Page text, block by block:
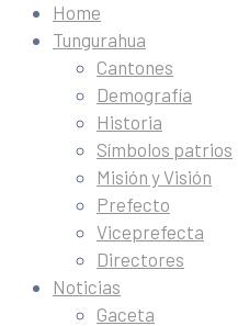
Home
Tungurahua
Cantones
Demografía
Historia
Símbolos patrios
Misión y Visión
Prefecto
Viceprefecta
Directores
Noticias
Gaceta